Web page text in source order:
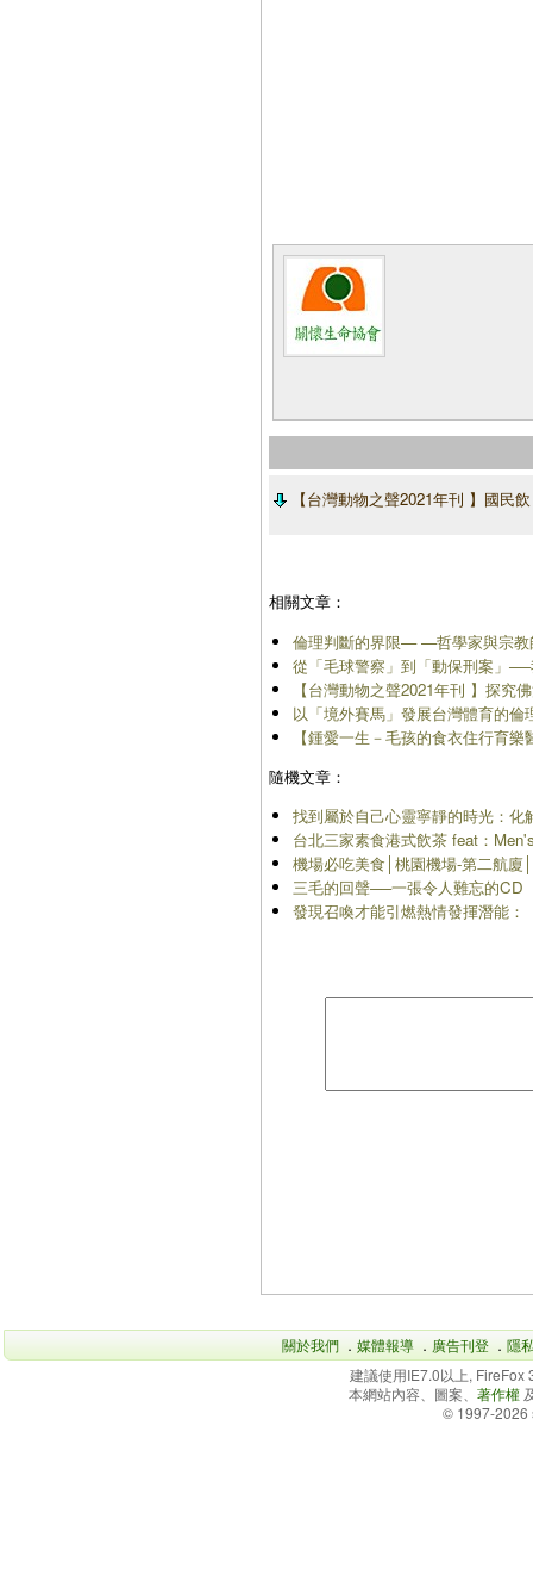
【台灣動物之聲2021年刊 】國民飲
相關文章：
倫理判斷的界限— —哲學家與宗教
從「毛球警察」到「動保刑案」
【台灣動物之聲2021年刊 】探究
以「境外賽馬」發展台灣體育的倫
【鍾愛一生－毛孩的食衣住行育
隨機文章：
找到屬於自己心靈寧靜的時光：化
台北三家素食港式飲茶 feat：
機場必吃美食│桃園機場-第二航廈
三毛的回聲──一張令人難忘的CD
發現召喚才能引燃熱情發揮潛能：
關於我們 ． 媒體報導 ． 廣告刊登 ． 隱
建議使用IE7.0以上,
本網站內容、圖案、 著作權
© 1997-2026